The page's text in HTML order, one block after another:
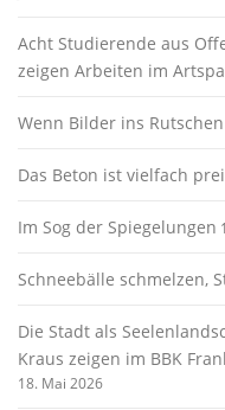
Acht Studierende aus
zeigen Arbeiten im
Wenn Bilder ins
Das Beton ist vielfach
Im Sog der Spiegelungen
Schneebälle schmelzen,
Die Stadt als
Kraus zeigen im BBK
18. Mai 2026